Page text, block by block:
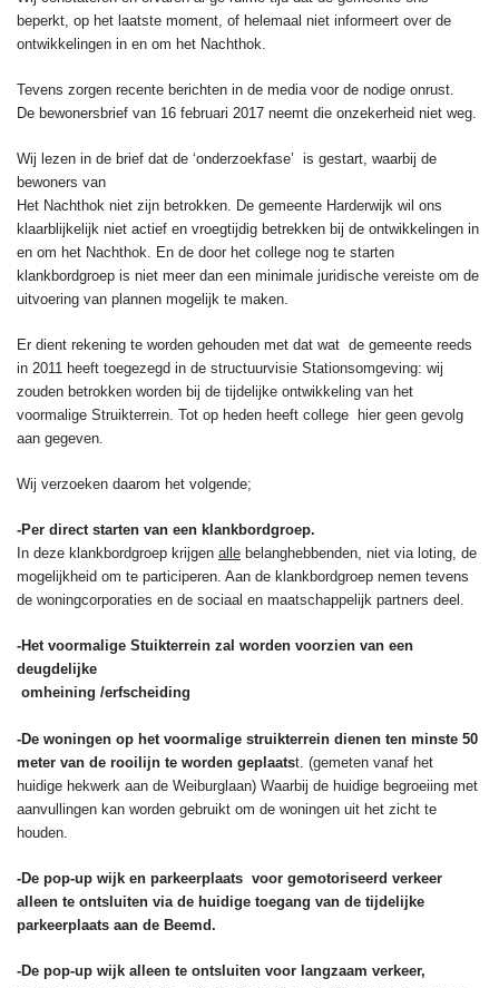
beperkt, op het laatste moment, of helemaal niet informeert over de
ontwikkelingen in en om het Nachthok.
Tevens zorgen recente berichten in de media voor de nodige onrust.
De bewonersbrief van 16 februari 2017 neemt die onzekerheid niet weg.
Wij lezen in de brief dat de ‘onderzoekfase’ is gestart, waarbij de
bewoners van
Het Nachthok niet zijn betrokken. De gemeente Harderwijk wil ons
klaarblijkelijk niet actief en vroegtijdig betrekken bij de ontwikkelingen in
en om het Nachthok. En de door het college nog te starten
klankbordgroep is niet meer dan een minimale juridische vereiste om de
uitvoering van plannen mogelijk te maken.
Er dient rekening te worden gehouden met dat wat de gemeente reeds
in 2011 heeft toegezegd in de structuurvisie Stationsomgeving: wij
zouden betrokken worden bij de tijdelijke ontwikkeling van het
voormalige Struikterrein. Tot op heden heeft college hier geen gevolg
aan gegeven.
Wij verzoeken daarom het volgende;
-Per direct starten van een klankbordgroep.
In deze klankbordgroep krijgen alle belanghebbenden, niet via loting, de
mogelijkheid om te participeren. Aan de klankbordgroep nemen tevens
de woningcorporaties en de sociaal en maatschappelijk partners deel.
-Het voormalige Stuikterrein zal worden voorzien van een
deugdelijke
omheining /erfscheiding
-De woningen op het voormalige struikterrein dienen ten minste 50
meter van de rooilijn te worden geplaatst. (gemeten vanaf het
huidige hekwerk aan de Weiburglaan) Waarbij de huidige begroeiing met
aanvullingen kan worden gebruikt om de woningen uit het zicht te
houden.
-De pop-up wijk en parkeerplaats voor gemotoriseerd verkeer
alleen te ontsluiten via de huidige toegang van de tijdelijke
parkeerplaats aan de Beemd.
-De pop-up wijk alleen te ontsluiten voor langzaam verkeer,